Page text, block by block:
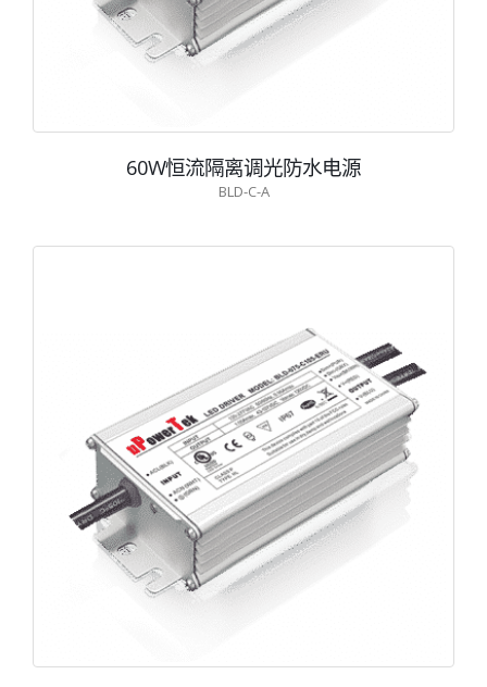
60W恒流隔离调光防水电源
BLD-C-A